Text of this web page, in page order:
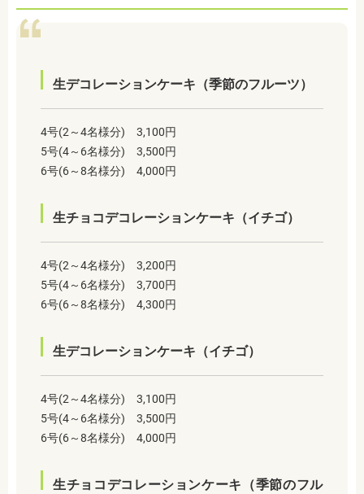
生デコレーションケーキ（季節のフルーツ）
4号(2～4名様分) 3,100円
5号(4～6名様分) 3,500円
6号(6～8名様分) 4,000円
生チョコデコレーションケーキ（イチゴ）
4号(2～4名様分) 3,200円
5号(4～6名様分) 3,700円
6号(6～8名様分) 4,300円
生デコレーションケーキ（イチゴ）
4号(2～4名様分) 3,100円
5号(4～6名様分) 3,500円
6号(6～8名様分) 4,000円
生チョコデコレーションケーキ（季節のフル